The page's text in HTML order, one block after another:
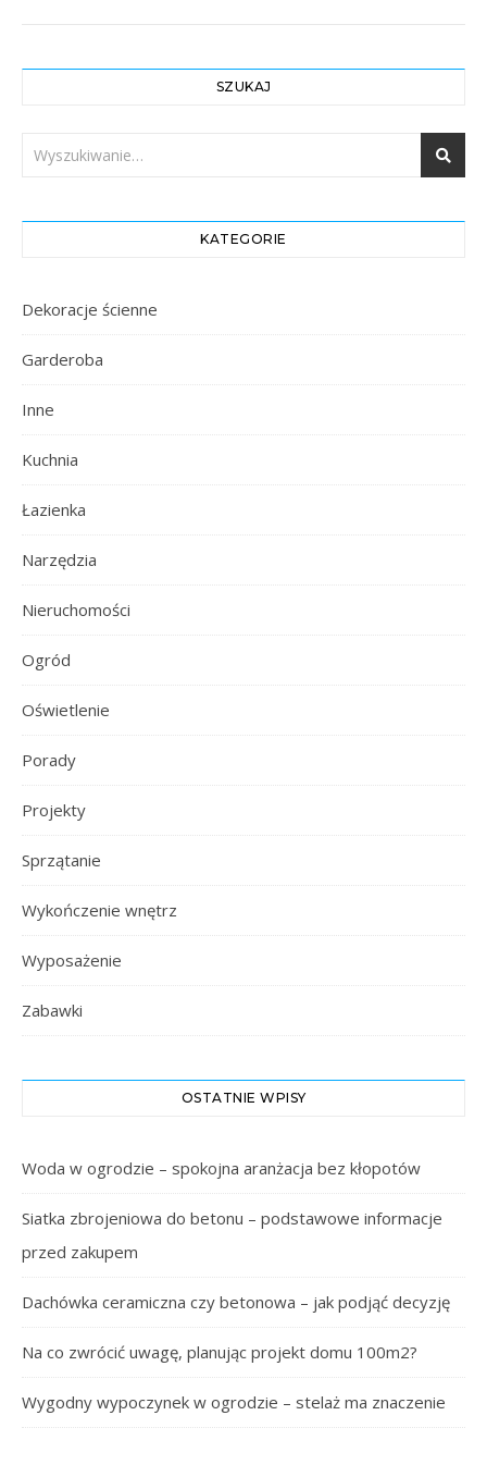
SZUKAJ
KATEGORIE
Dekoracje ścienne
Garderoba
Inne
Kuchnia
Łazienka
Narzędzia
Nieruchomości
Ogród
Oświetlenie
Porady
Projekty
Sprzątanie
Wykończenie wnętrz
Wyposażenie
Zabawki
OSTATNIE WPISY
Woda w ogrodzie – spokojna aranżacja bez kłopotów
Siatka zbrojeniowa do betonu – podstawowe informacje
przed zakupem
Dachówka ceramiczna czy betonowa – jak podjąć decyzję
Na co zwrócić uwagę, planując projekt domu 100m2?
Wygodny wypoczynek w ogrodzie – stelaż ma znaczenie